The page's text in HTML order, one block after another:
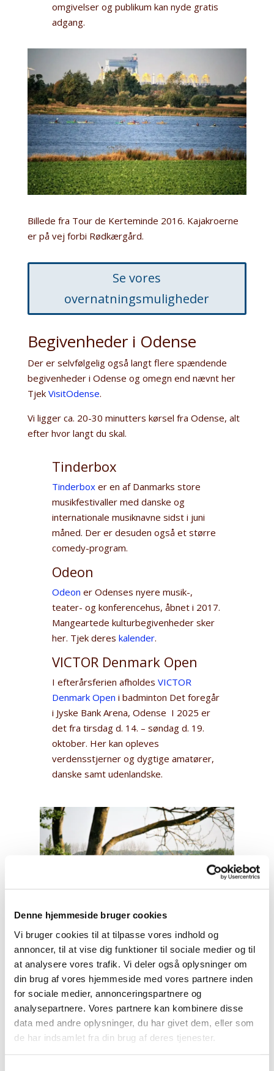
Denne hjemmeside bruger cookies
Vi bruger cookies til at tilpasse vores indhold og
annoncer, til at vise dig funktioner til sociale medier og til
at analysere vores trafik. Vi deler også oplysninger om
din brug af vores hjemmeside med vores partnere inden
for sociale medier, annonceringspartnere og
analysepartnere. Vores partnere kan kombinere disse
data med andre oplysninger, du har givet dem, eller som
de har indsamlet fra din brug af deres tjenester.
omgivelser og publikum kan nyde gratis
adgang.
Billede fra Tour de Kerteminde 2016. Kajakroerne
er på vej forbi Rødkærgård.
Se vores
overnatningsmuligheder
Begivenheder i Odense
Der er selvfølgelig også langt flere spændende
begivenheder i Odense og omegn end nævnt her
Tjek VisitOdense.
Vi ligger ca. 20-30 minutters kørsel fra Odense, alt
efter hvor langt du skal.
Tinderbox
Tinderboxer en af Danmarks store
musikfestivaller med danske og
internationale musiknavne sidst i juni
måned. Der er desuden også et større
comedy-program.
Odeon
Odeon er Odenses nyere musik-,
teater- og konferencehus, åbnet i 2017.
Mangeartede kulturbegivenheder sker
her. Tjek deres kalender.
VICTOR Denmark Open
I efterårsferien afholdes VICTOR
Denmark Open i badminton Det foregår
i Jyske Bank Arena, Odense I 2025 er
det fra tirsdag d. 14. – søndag d. 19.
oktober. Her kan opleves
verdensstjerner og dygtige amatører,
danske samt udenlandske.
Fra Rødkærgård kunne vi se Ladbydragen
vente på sin søsætning